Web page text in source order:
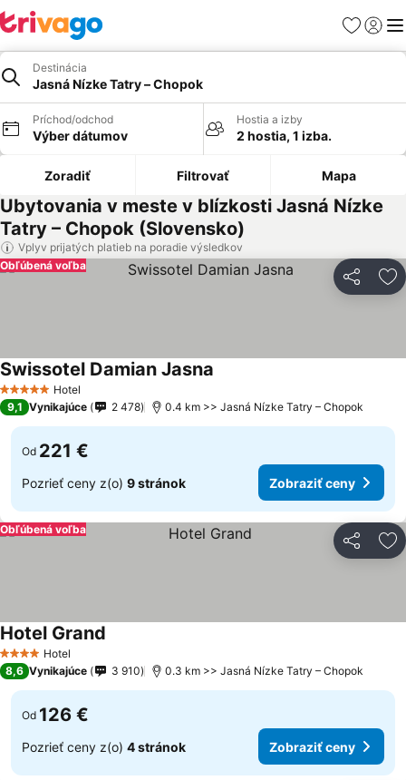
Obľúbené
Destinácia
Jasná Nízke Tatry – Chopok
Príchod/odchod
Výber dátumov
Hostia a izby
2 hostia, 1 izba.
Zoradiť Filtrovať Mapa
Ubytovania v meste v blízkosti Jasná Nízke
Tatry – Chopok (Slovensko)
Vplyv prijatých platieb na poradie výsledkov
Zdieľať
Obľúbená voľba
5 Počet hviezdičiek
Hotel
Swissotel Damian Jasna
9,1 Vynikajúce 2 478 0.4 km >> Jasná Nízke Tatry – Chopok
Od 221 €
Pozrieť ceny z(o) 9 stránok Zobraziť ceny
Zdieľať
Obľúbená voľba
4 Počet hviezdičiek
Hotel
Hotel Grand
8,6 Vynikajúce 3 910 0.3 km >> Jasná Nízke Tatry – Chopok
Od 126 €
Pozrieť ceny z(o) 4 stránok Zobraziť ceny